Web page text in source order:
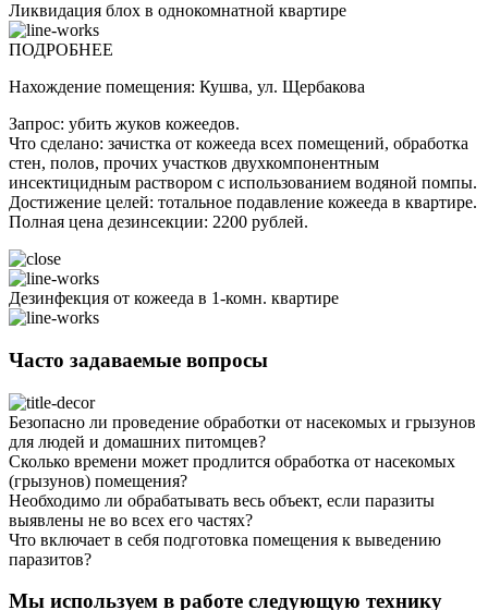
Ликвидация блох в однокомнатной квартире
ПОДРОБНЕЕ
Нахождение помещения: Кушва, ул. Щербакова
Запрос: убить жуков кожеедов.
Что сделано: зачистка от кожееда всех помещений, обработка
стен, полов, прочих участков двухкомпонентным
инсектицидным раствором с использованием водяной помпы.
Достижение целей: тотальное подавление кожееда в квартире.
Полная цена дезинсекции: 2200 рублей.
Дезинфекция от кожееда в 1-комн. квартире
Часто задаваемые вопросы
Безопасно ли проведение обработки от насекомых и грызунов
для людей и домашних питомцев?
Сколько времени может продлится обработка от насекомых
(грызунов) помещения?
Необходимо ли обрабатывать весь объект, если паразиты
выявлены не во всех его частях?
Что включает в себя подготовка помещения к выведению
паразитов?
Мы используем в работе следующую технику